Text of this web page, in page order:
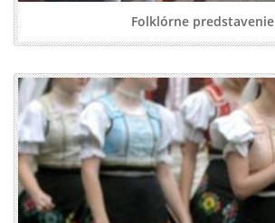
Folklórne predstavenie